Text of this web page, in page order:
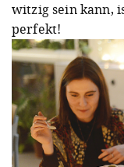
witzig sein kann,
perfekt!